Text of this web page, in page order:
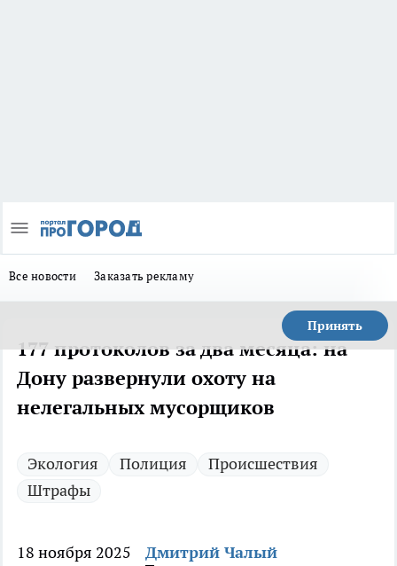
Все новости Заказать рекламу
Принять
177 протоколов за два месяца: на
Дону развернули охоту на
нелегальных мусорщиков
Экология Полиция
Происшествия
Штрафы
18 ноября 2025
Дмитрий Чалый